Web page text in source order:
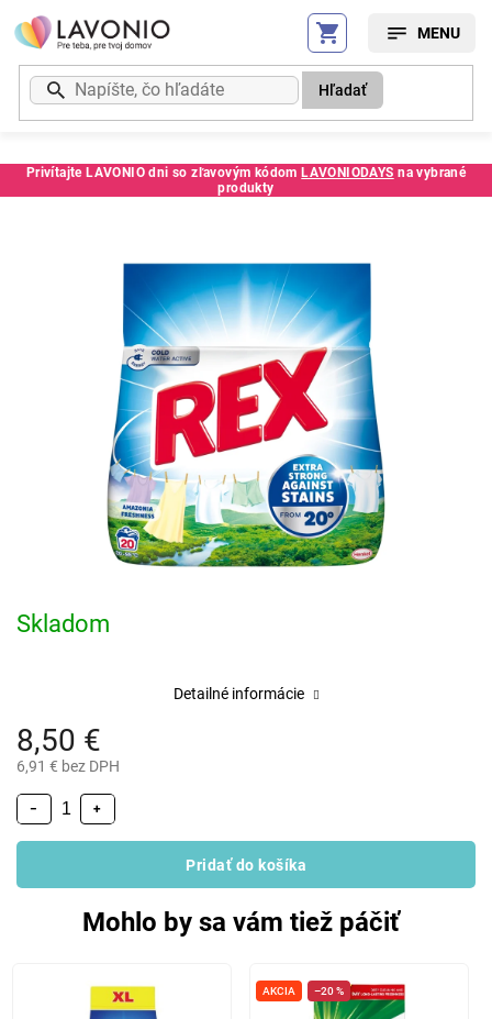
Prejsť
na
obsah
Privítajte LAVONIO dni so zľavovým kódom LAVONIODAYS na vybrané
produkty
Hľadať
Kód: 90367SSSCZ
8,50 €
6,91 € bez DPH
Skladom
+
−
Pridať do košíka
Detailné informácie
Mohlo by sa vám tiež páčiť
AKCIA –20 %